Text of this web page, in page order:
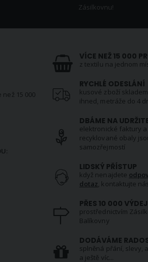
Zásilkovnu!
15 000
VÍCE NEŽ 15 000
z textilu na jednom
RYCHLÉ ODESLÁNÍ
kusové zboží
ihned, metráže do 4
DBÁME NA
elektronické faktury a
recyklované obaly
samozřejmostí
LIDSKÝ PŘÍSTUP
když nenajdete
dotaz, kontaktujte
PŘES 10 000
prostřednictvím
Balíkovny
DODÁVÁME
splněná přání, slevy,
a ještě víc...